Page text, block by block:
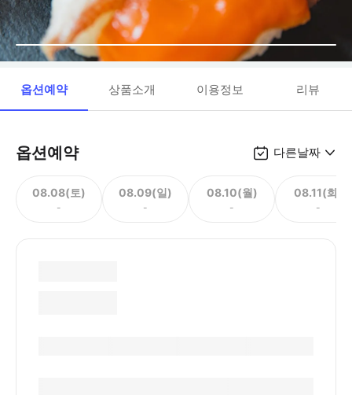
옵션예약 상품소개 이용정보 리뷰
옵션예약 다른날짜
08.08(토)
-
08.09(일)
-
08.10(월)
-
08.11(화)
-